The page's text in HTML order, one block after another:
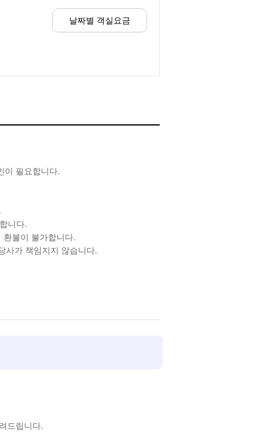
날짜별 객실요금
이 필요합니다.
니다.
불이 불가합니다.
사가 책임지지 않습니다.
드립니다.